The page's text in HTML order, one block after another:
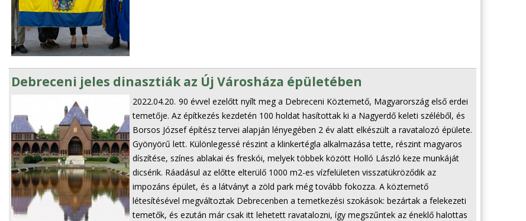
Debreceni jeles dinasztiák az Új Városháza épületében
2022.04.20. 90 évvel ezelőtt nyílt meg a Debreceni Köztemető, Magyarország első erdei
temetője. Az építkezés kezdetén 100 holdat hasítottak ki a Nagyerdő keleti széléből, és
Borsos József építész tervei alapján lényegében 2 év alatt elkészült a ravatalozó épülete.
Gyönyörű lett. Különlegessé részint a klinkertégla alkalmazása tette, részint magyaros
díszítése, színes ablakai és freskói, melyek többek között Holló László keze munkáját
dicsérik. Ráadásul az előtte elterülő 1000 m2-es vízfelületen visszatükröződik az
impozáns épület, és a látványt a zöld park még tovább fokozza. A köztemető
létesítésével megváltoztak Debrecenben a temetkezési szokások: bezártak a felekezeti
temetők, és ezután már csak itt lehetett ravatalozni, így megszűntek az éneklő halottas